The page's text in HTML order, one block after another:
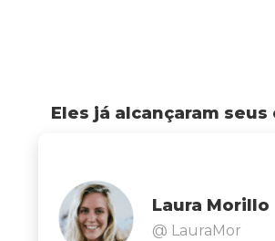
Eles já alcançaram
Laura Morillo
@ LauraMor